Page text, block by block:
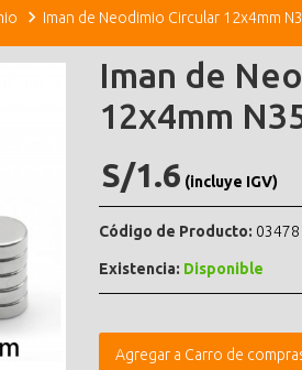
Iman de Neodimio Circular 12x4mm
Iman de
12x4mm
S/1.6 (incluye IGV)
Código de Producto: 03478
Existencia: Disponible
Agregar a Carro de